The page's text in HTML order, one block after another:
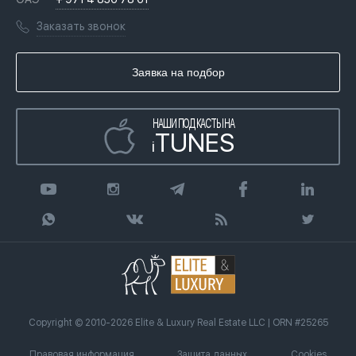
Переезд в Дубай, ОАЭ
Гражданство ОАЭ
Книги
Инфографика
Лицензии
Агентство недвижимости
Заказать звонок
Заявка на подбор
НАШИ ПОДКАСТЫ НА
iTUNES
Copyright © 2010-2026 Elite & Luxury Real Estate LLC | ORN #25265